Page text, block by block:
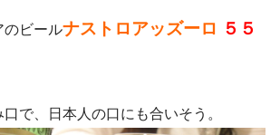
のビールナストロアッズーロ ５５
で、日本人の口にも合いそう。